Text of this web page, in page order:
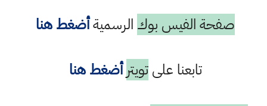
صفحة الفيس بوك الرسميةأضغط هنا
تابعنا علىتويتر أضغط هنا